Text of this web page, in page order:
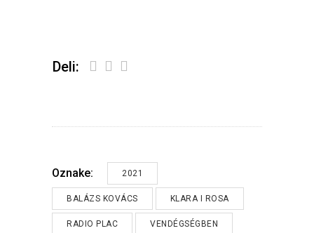
Deli:
Oznake: 2021
BALÁZS KOVÁCS KLARA I ROSA
RADIO PLAC VENDÉGSÉGBEN